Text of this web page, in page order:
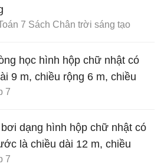
7 Sách Chân trời sáng tạo
học hình hộp chữ nhật có
9 m, chiều rộng 6 m, chiều
7
dạng hình hộp chữ nhật có
là chiều dài 12 m, chiều
7